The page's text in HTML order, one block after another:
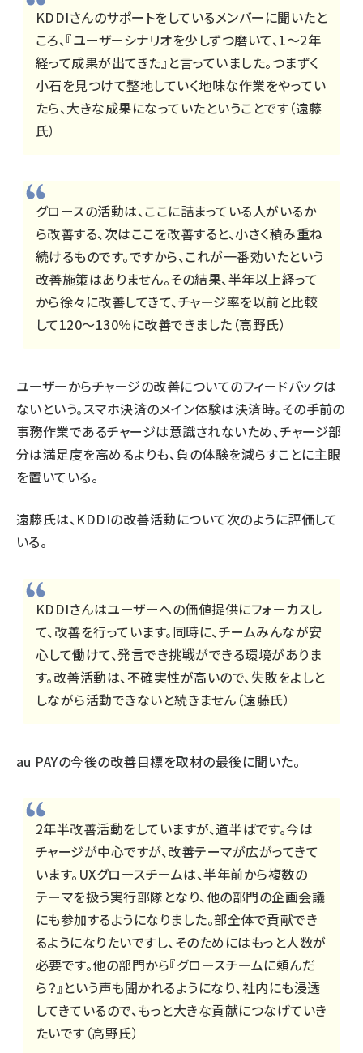
KDDIさんのサポートをしているメンバーに聞いたと
ころ、『ユーザーシナリオを少しずつ磨いて、1～2年
経って成果が出てきた』と言っていました。つまずく
小石を見つけて整地していく地味な作業をやってい
たら、大きな成果になっていたということです（遠藤
氏）
グロースの活動は、ここに詰まっている人がいるか
ら改善する、次はここを改善すると、小さく積み重ね
続けるものです。ですから、これが一番効いたという
改善施策はありません。その結果、半年以上経って
から徐々に改善してきて、チャージ率を以前と比較
して120～130％に改善できました（高野氏）
ユーザーからチャージの改善についてのフィードバックは
ないという。スマホ決済のメイン体験は決済時。その手前の
事務作業であるチャージは意識されないため、チャージ部
分は満足度を高めるよりも、負の体験を減らすことに主眼
を置いている。
遠藤氏は、KDDIの改善活動について次のように評価して
いる。
KDDIさんはユーザーへの価値提供にフォーカスし
て、改善を行っています。同時に、チームみんなが安
心して働けて、発言でき挑戦ができる環境がありま
す。改善活動は、不確実性が高いので、失敗をよしと
しながら活動できないと続きません（遠藤氏）
au PAYの今後の改善目標を取材の最後に聞いた。
2年半改善活動をしていますが、道半ばです。今は
チャージが中心ですが、改善テーマが広がってきて
います。UXグロースチームは、半年前から複数の
テーマを扱う実行部隊となり、他の部門の企画会議
にも参加するようになりました。部全体で貢献でき
るようになりたいですし、そのためにはもっと人数が
必要です。他の部門から『グロースチームに頼んだ
ら？』という声も聞かれるようになり、社内にも浸透
してきているので、もっと大きな貢献につなげていき
たいです（高野氏）